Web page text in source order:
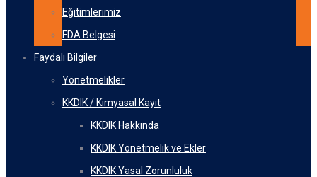
Eğitimlerimiz
FDA Belgesi
Faydalı Bilgiler
Yönetmelikler
KKDIK / Kimyasal Kayıt
KKDIK Hakkında
KKDIK Yönetmelik ve Ekler
KKDIK Yasal Zorunluluk